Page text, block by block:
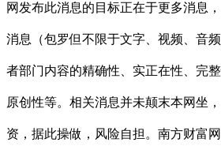
网发布此消息的目标正在于更多消息
消息（包罗但不限于文字、视频、音
者部门内容的精确性、实正在性、完
原创性等。相关消息并未颠末本网坐
资，据此操做，风险自担。南方财富